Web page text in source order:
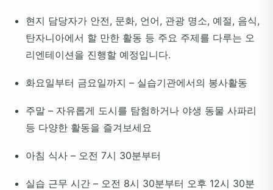
현지 담당자가 안전, 문화, 언어, 관광 명소, 예절, 음식,
탄자니아에서 할 만한 활동 등 주요 주제를 다루는 오
리엔테이션을 진행할 예정입니다.
화요일부터 금요일까지 – 실습기관에서의 봉사활동
주말 – 자유롭게 도시를 탐험하거나 야생 동물 사파리
등 다양한 활동을 즐겨보세요
아침 식사 – 오전 7시 30분부터
실습 근무 시간 – 오전 8시 30분부터 오후 12시 30분